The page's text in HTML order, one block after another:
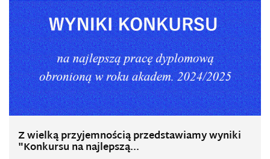
Z wielką przyjemnością przedstawiamy wyniki
"Konkursu na najlepszą...